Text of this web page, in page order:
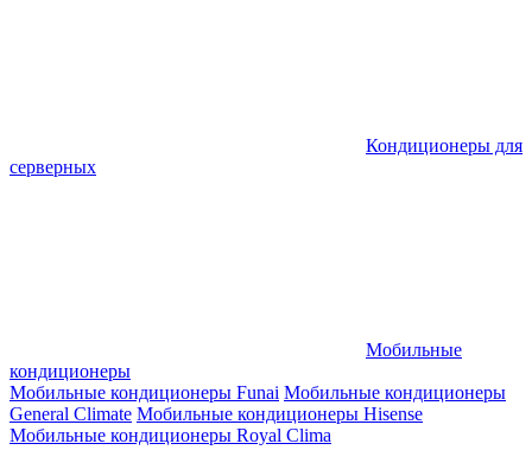
Кондиционеры для
серверных
Мобильные
кондиционеры
Мобильные кондиционеры Funai Мобильные кондиционеры
General Climate Мобильные кондиционеры Hisense
Мобильные кондиционеры Royal Clima